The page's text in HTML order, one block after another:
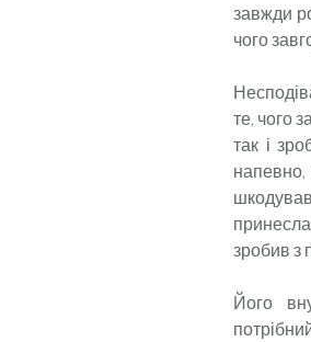
завжди
чого
те, чого
так і
зробив з
Його